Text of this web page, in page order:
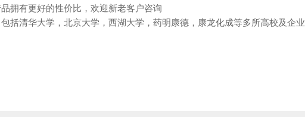
拥有更好的性价比，欢迎新老客户咨询
括清华大学，北京大学，西湖大学，药明康德，康龙化成等多所高校及企业